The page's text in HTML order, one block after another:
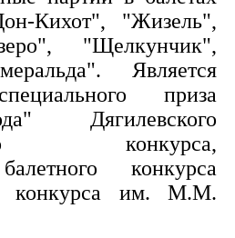
Кихот", "Жизель",
"Щелкунчик",
Является
приза
Дягилевского
конкурса,
конкурса
конкурса им. М.М.